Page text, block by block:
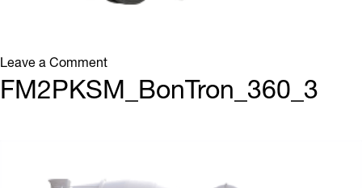
Leave a Commenton
FM2PKSM_BonTron_360_4
FM2PKSM_BonTron_360_3